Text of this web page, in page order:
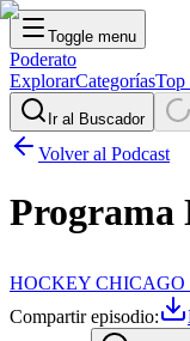
Toggle menu
Poderato
ExplorarCategoríasTop
Ir al Buscador
Volver al Podcast
Programa
HOCKEY CHICAGO
Compartir episodio: